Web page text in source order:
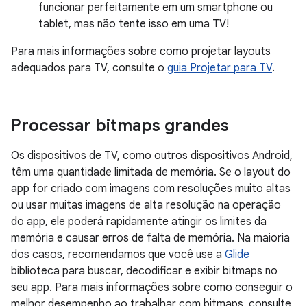
funcionar perfeitamente em um smartphone ou
tablet, mas não tente isso em uma TV!
Para mais informações sobre como projetar layouts
adequados para TV, consulte o guia Projetar para TV.
Processar bitmaps grandes
Os dispositivos de TV, como outros dispositivos Android,
têm uma quantidade limitada de memória. Se o layout do
app for criado com imagens com resoluções muito altas
ou usar muitas imagens de alta resolução na operação
do app, ele poderá rapidamente atingir os limites da
memória e causar erros de falta de memória. Na maioria
dos casos, recomendamos que você use a Glide
biblioteca para buscar, decodificar e exibir bitmaps no
seu app. Para mais informações sobre como conseguir o